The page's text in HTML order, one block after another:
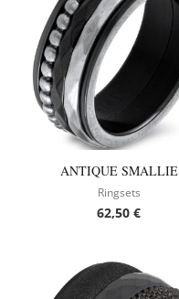
ANTIQUE SMALLIE
Ringsets
62,50€